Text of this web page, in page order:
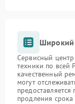
Широкий
Сервисный центр
техники по всей
качественный
могут
продления